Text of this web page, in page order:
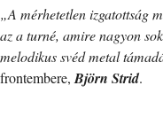
„A mérhetetlen izgatottság
az a turné, amire nagyon
melodikus svéd metal
frontembere,Björn Strid.